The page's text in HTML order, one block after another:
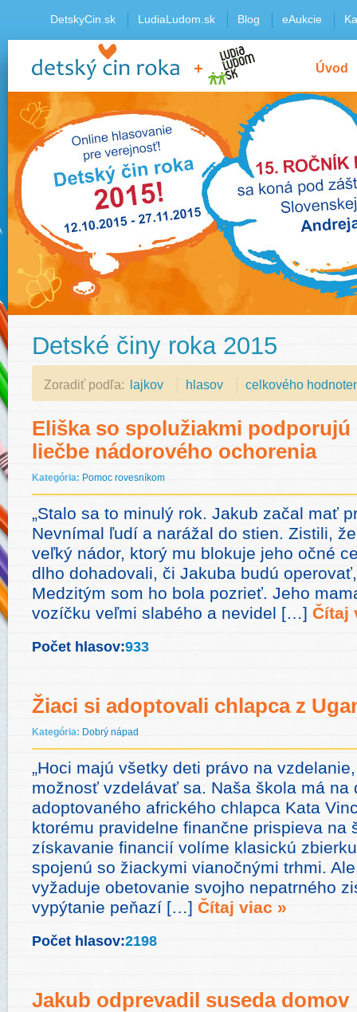
DetskyCin.sk LudiaLudom.sk Blog eAukcie
Úvod
Detské činy roka 2015
Zoradiť podľa: lajkov hlasov celkového
Eliška so spolužiakmi podporujú
liečbe nádorového ochorenia
Kategória: Pomoc rovesníkom
„Stalo sa to minulý rok. Jakub začal mať
Nevnímal ľudí a narážal do stien. Zistili,
veľký nádor, ktorý mu blokuje jeho očné
dlho dohadovali, či Jakuba budú
Medzitým som ho bola pozrieť. Jeho
vozíčku veľmi slabého a nevidel […] Čítaj
Počet hlasov:933
Žiaci si adoptovali chlapca z
Kategória: Dobrý nápad
„Hoci majú všetky deti právo na
možnosť vzdelávať sa. Naša škola má na
adoptovaného afrického chlapca Kata
ktorému pravidelne finančne prispieva na
získavanie financií volíme klasickú
spojenú so žiackymi vianočnými trhmi.
vyžaduje obetovanie svojho nepatrného
vypýtanie peňazí […] Čítaj viac »
Počet hlasov:2198
Jakub odprevadil suseda domov